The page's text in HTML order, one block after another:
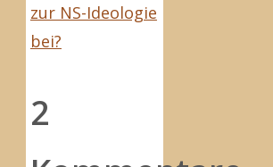
zur NS-Ideologie
bei?
2